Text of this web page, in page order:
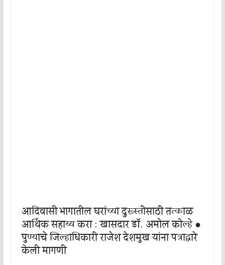
आदिवासी भागातील घरांच्या दुरूस्तीसाठी तत्काळ
आर्थिक सहाय्य करा : खासदार डॉ. अमोल कोल्हे ●
पुण्याचे जिल्हाधिकारी राजेश देशमुख यांना पत्राद्वारे
केली मागणी